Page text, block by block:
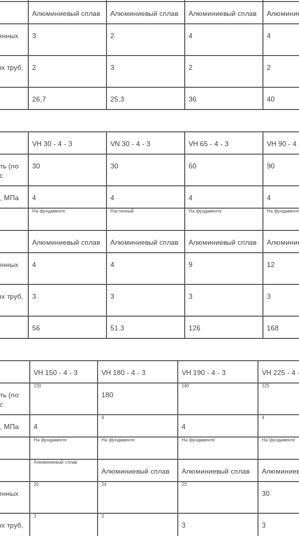
Алюминиевый сплав Алюминиевый сплав Алюминиевый сплав
3 2 4 4
труб,
2 3 2 2
26,7 25,3 36 40
VH 30 - 4 - 3 VN 30 - 4 - 3 VH 65 - 4 - 3 VH 90 - 4
(по
30 30 60 90
МПа 4 4 4 4
На фундаменте Настенный На фундаменте На
Алюминиевый сплав Алюминиевый сплав Алюминиевый сплав
4 4 9 12
труб,
3 3 3 3
56 51.3 126 168
VH 150 - 4 - 3 VH 180 - 4 - 3 VH 190 - 4 - 3 VH 225 - 4
(по
150
180
190 225
МПа 4
4
4
4
На фундаменте На фундаменте На фундаменте На фундаменте
Алюминиевый сплав
Алюминиевый сплав Алюминиевый сплав
20 24 25
30
труб,
3 3
3 3